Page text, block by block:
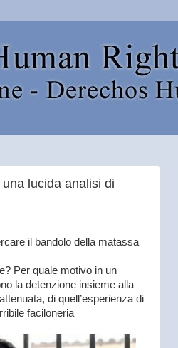
lucida analisi di
il bandolo della matassa
Per quale motivo in un
la detenzione insieme alla
di quell’esperienza di
faciloneria